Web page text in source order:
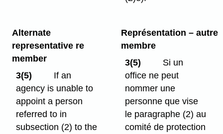
Alternate
representative re
member
3(5)
If an
agency is unable to
appoint a person
referred to in
subsection (2) to the
Représentation – autre
membre
3(5)
Si un
office ne peut
nommer une
personne que vise
le paragraphe (2) au
comité de protection